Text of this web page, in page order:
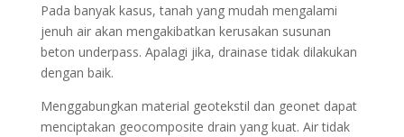
Pada banyak kasus, tanah yang mudah mengalami
jenuh air akan mengakibatkan kerusakan susunan
beton underpass. Apalagi jika, drainase tidak dilakukan
dengan baik.
Menggabungkan material geotekstil dan geonet dapat
menciptakan geocomposite drain yang kuat. Air tidak